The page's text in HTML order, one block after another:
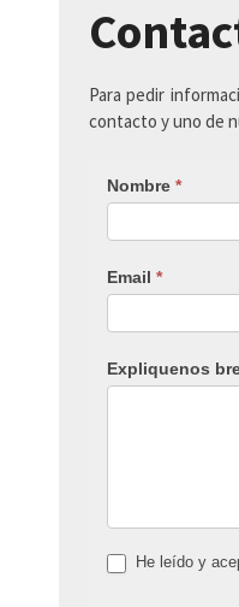
Para pedir
contacto y uno de
Nombre *
Email *
Expliquenos
He leído y